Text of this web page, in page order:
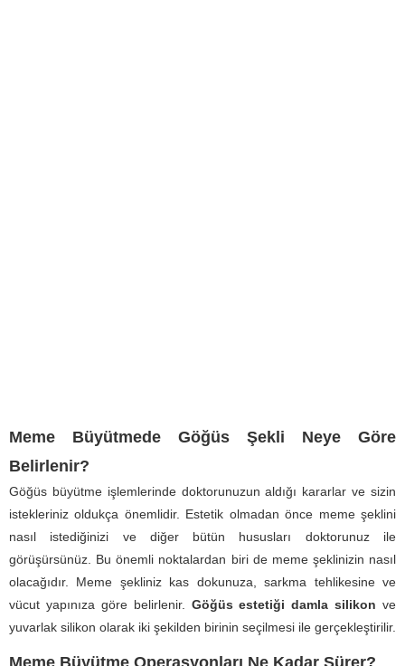
Meme Büyütmede Göğüs Şekli Neye Göre
Belirlenir?
Göğüs büyütme işlemlerinde doktorunuzun aldığı kararlar ve sizin
istekleriniz oldukça önemlidir. Estetik olmadan önce meme şeklini
nasıl istediğinizi ve diğer bütün hususları doktorunuz ile
görüşürsünüz. Bu önemli noktalardan biri de meme şeklinizin nasıl
olacağıdır. Meme şekliniz kas dokunuza, sarkma tehlikesine ve
vücut yapınıza göre belirlenir. Göğüs estetiği damla silikon ve
yuvarlak silikon olarak iki şekilden birinin seçilmesi ile gerçekleştirilir.